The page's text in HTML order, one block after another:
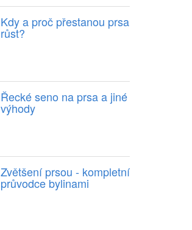
Kdy a proč přestanou prsa
růst?
Řecké seno na prsa a jiné
výhody
Zvětšení prsou - kompletní
průvodce bylinami